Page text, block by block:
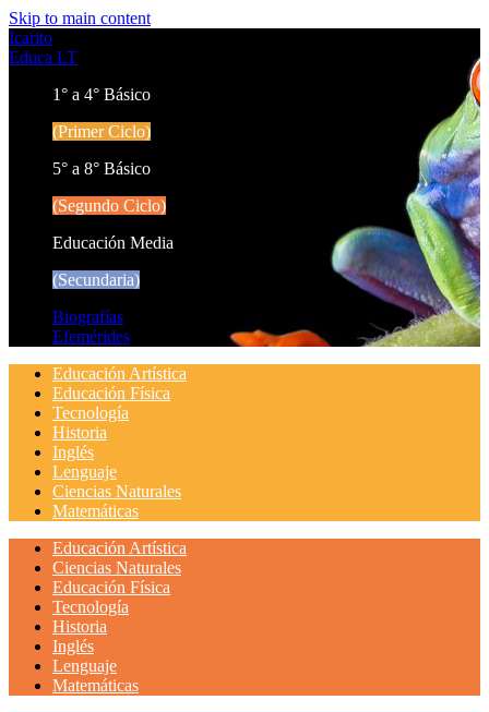
Skip to main content
Icarito
Educa LT
1° a 4° Básico
(Primer Ciclo)
5° a 8° Básico
(Segundo Ciclo)
Educación Media
(Secundaria)
Biografías
Efemérides
Educación Artística
Educación Física
Tecnología
Historia
Inglés
Lenguaje
Ciencias Naturales
Matemáticas
Educación Artística
Ciencias Naturales
Educación Física
Tecnología
Historia
Inglés
Lenguaje
Matemáticas